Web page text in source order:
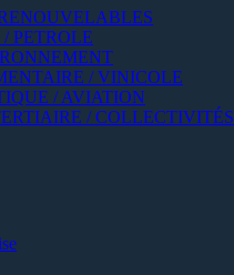
PETROLE
/ VINICOLE
/ AVIATION
/ COLLECTIVITÉS